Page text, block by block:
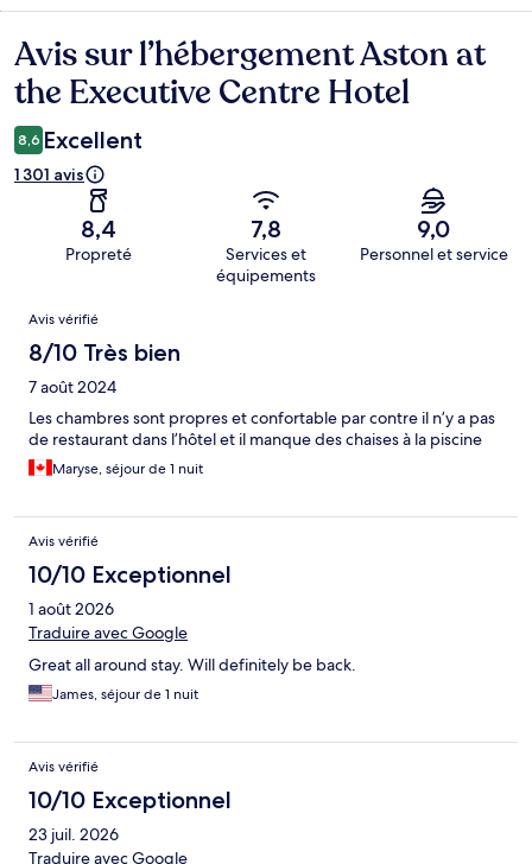
Avis
Avis sur l’hébergement Aston at
the Executive Centre Hotel
8,6 Excellent
1 301 avis
8,4
Propreté
7,8
Services et
équipements
9,0
Personnel et service
Avis
Avis vérifié
8/10 Très bien
7 août 2024
Les chambres sont propres et confortable par contre il n’y a pas
de restaurant dans l’hôtel et il manque des chaises à la piscine
Maryse, séjour de 1 nuit
Avis vérifié
10/10 Exceptionnel
1 août 2026
Traduire avec Google
Great all around stay. Will definitely be back.
James, séjour de 1 nuit
Avis vérifié
10/10 Exceptionnel
23 juil. 2026
Traduire avec Google